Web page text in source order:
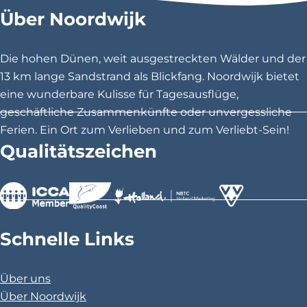
i
n
e
r
u
i
n
S
t
t
l
n
f
a
c
S
t
e
l
n
u
f
S
e
e
l
n
a
f
Über Noordwijk
Die hohen Dünen, weit ausgestreckten Wälder und der
13 km lange Sandstrand als Blickfang. Noordwijk bietet
eine wunderbare Kulisse für Tagesausflüge,
geschäftliche Zusammenkünfte oder unvergessliche
Ferien. Ein Ort zum Verlieben und zum Verliebt-Sein!
Qualitätszeichen
Schnelle Links
Über uns
Über Noordwijk